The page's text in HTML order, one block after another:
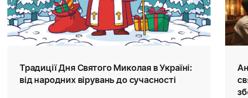
Традиції Дня Святого Миколая в Україні:
від народних вірувань до сучасності